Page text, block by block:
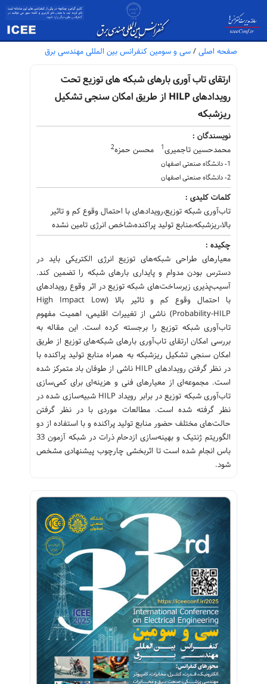
صفحه اصلی / سی و سومین کنفرانس بین المللی مهندسی برق
ارتقای تاب آوری بارهای شبکه های توزیع تحت
رویدادهای HILP از طریق امکان سنجی تشکیل
ریزشبکه
نویسندگان :
محمدحسین تاجمیری1 محسن حمزه2
1- دانشگاه صنعتی اصفهان
2- دانشگاه صنعتی اصفهان
کلمات کلیدی :
تاب‌آوری شبکه توزیع،رویدادهای با احتمال وقوع کم و تاثیر
بالا،ریزشبکه،منابع تولید پراکنده،شاخص انرژی تامین نشده
چکیده :
معیارهای طراحی شبکه‌های توزیع انرژی الکتریکی باید در
دسترس بودن مدوام و پایداری بارهای شبکه را تضمین کند.
آسیب‌پذیری زیرساخت‌های شبکه توزیع در اثر وقوع رویدادهای
با احتمال وقوع کم و تاثیر بالا (High Impact Low
Probability-HILP) ناشی از تغییرات اقلیمی، اهمیت مفهوم
تاب‌آوری شبکه توزیع را برجسته کرده است. این مقاله به
بررسی امکان ارتقای تاب‌آوری بارهای شبکه‌های توزیع از طریق
امکان سنجی تشکیل ریزشبکه به همراه منابع تولید پراکنده با
در نظر گرفتن رویدادهای HILP ناشی از طوفان باد متمرکز شده
است. مجموعه‌ای از معیارهای فنی و هزینه‌ای برای کمی‌سازی
تاب‌آوری شبکه توزیع در برابر رویداد HILP شبیه‌سازی شده در
نظر گرفته شده است. مطالعات موردی با در نظر گرفتن
حالت‌های مختلف حضور منابع تولید پراکنده و با استفاده از دو
الگوریتم ژنتیک و بهینه‌سازی ازدحام ذرات در شبکه آزمون 33
باس انجام شده است تا اثربخشی چارچوب پیشنهادی مشخص
شود.